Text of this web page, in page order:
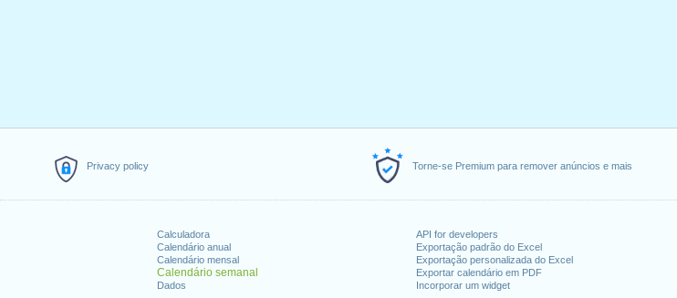
Privacy policy Torne-se Premium para remover anúncios e mais
Calculadora
Calendário anual
Calendário mensal
Calendário semanal
Dados
API for developers
Exportação padrão do Excel
Exportação personalizada do Excel
Exportar calendário em PDF
Incorporar um widget